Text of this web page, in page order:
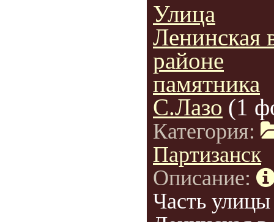
Улица
Ленинская
районе
памятника
С.Лазо (1
Категория:
Партизанск
Описание:
Часть улицы